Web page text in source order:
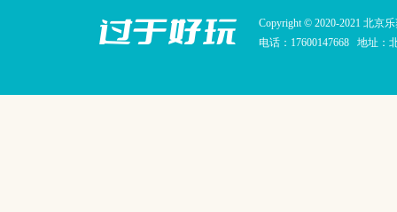
Copyright © 2020-2021 北京
电话：17600147668 地址：